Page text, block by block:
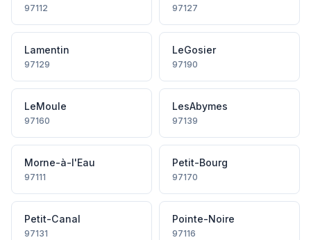
97112 97127
Lamentin
97129
LeGosier
97190
LeMoule
97160
LesAbymes
97139
Morne-à-l'Eau
97111
Petit-Bourg
97170
Petit-Canal
97131
Pointe-Noire
97116